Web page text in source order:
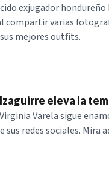
exjugador
compartir varias
mejores outfits.
eleva la
Varela sigue
sus redes sociales. Mira